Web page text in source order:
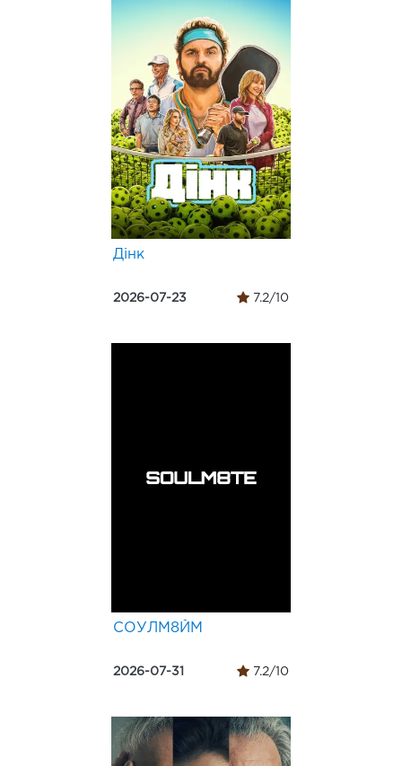
Дінк
2026-07-23 7.2/10
СОУЛМ8ЙМ
2026-07-31 7.2/10